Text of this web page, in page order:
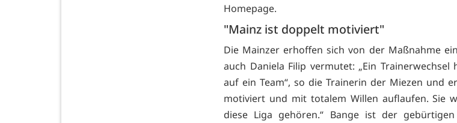
Homepage.
"Mainz ist doppelt motiviert"
Die Mainzer erhoffen sich von der Maßnahme
auch Daniela Filip vermutet: „Ein
auf ein Team“, so die Trainerin der Miezen und
motiviert und mit totalem Willen auflaufen. Sie
diese Liga gehören.“ Bange ist der